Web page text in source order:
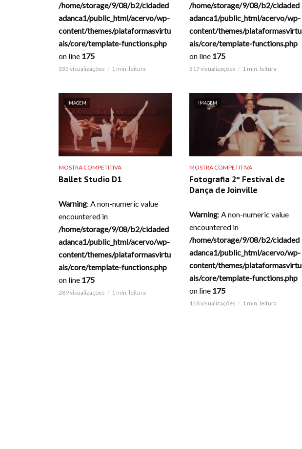
/home/storage/9/08/b2/cidaded
adanca1/public_html/acervo/wp-
content/themes/plataformasvirtu
ais/core/template-functions.php
on line 175
335 visualizações 1 min. leitura
/home/storage/9/08/b2/cidaded
adanca1/public_html/acervo/wp-
content/themes/plataformasvirtu
ais/core/template-functions.php
on line 175
317 visualizações 1 min. leitura
IMAGEM
MOSTRA COMPETITIVA
Ballet Studio D1
Warning: A non-numeric value
encountered in
/home/storage/9/08/b2/cidaded
adanca1/public_html/acervo/wp-
content/themes/plataformasvirtu
ais/core/template-functions.php
on line 175
289 visualizações 1 min. leitura
IMAGEM
MOSTRA COMPETITIVA
Fotografia 2º Festival de
Dança de Joinville
Warning: A non-numeric value
encountered in
/home/storage/9/08/b2/cidaded
adanca1/public_html/acervo/wp-
content/themes/plataformasvirtu
ais/core/template-functions.php
on line 175
118 visualizações 1 min. leitura